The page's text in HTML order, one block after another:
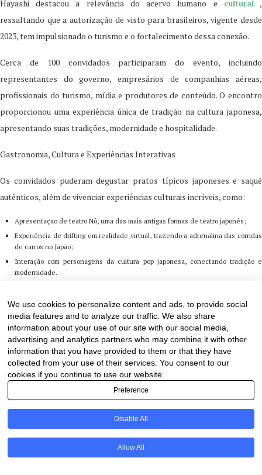
Hayashi destacou a relevância do acervo humano e cultural,
ressaltando que a autorização de visto para brasileiros, vigente desde
2023, tem impulsionado o turismo e o fortalecimento dessa conexão.
Cerca de 100 convidados participaram do evento, incluindo
representantes do governo, empresários de companhias aéreas,
profissionais do turismo, mídia e produtores de conteúdo. O encontro
proporcionou uma experiência única de tradição na cultura japonesa,
apresentando suas tradições, modernidade e hospitalidade.
Gastronomia, Cultura e Experiências Interativas
Os convidados puderam degustar pratos típicos japoneses e saquê
autênticos, além de vivenciar experiências culturais incríveis, como:
Apresentação de teatro Nô, uma das mais antigas formas de teatro japonês;
Experiência de drifting em realidade virtual, trazendo a adrenalina das corridas
de carros no Japão;
Interação com personagens da cultura pop japonesa, conectando tradição e
modernidade.
O evento também promoveu a Expo 2025 Osaka, Kansai, que terá início
no Japão em abril de 2025. Durante a apresentação, foram divulgadas
informações sobre a feira e o pavilhão que recebe visitantes de todo o
mundo, reforçando o Japão como um dos destinos mais empolgantes
da atualidade.
Fortalecendo Laços e Promovendo o Intercâmbio Cultural e Acadêmico
O evento “Essência do Japão” foi mais do que uma celebração: foi um
marco na amizade entre Brasil e Japão, promovendo conhecimento,
We use cookies to personalize content and ads, to provide social
media features and to analyze our traffic. We also share
information about your use of our site with our social media,
advertising and analytics partners who may combine it with other
information that you have provided to them or that they have
collected from your use of their services. You consent to our
cookies if you continue to use our website.
Preference
Disable All
Allow All